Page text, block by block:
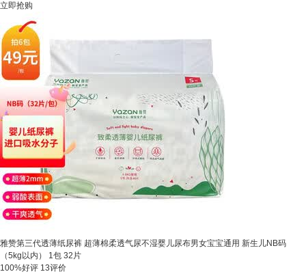
立即抢购
雅赞第三代透薄纸尿裤 超薄棉柔透气尿不湿婴儿尿布男女宝宝通用 新生儿NB码
（5kg以内） 1包 32片
100%好评 13评价